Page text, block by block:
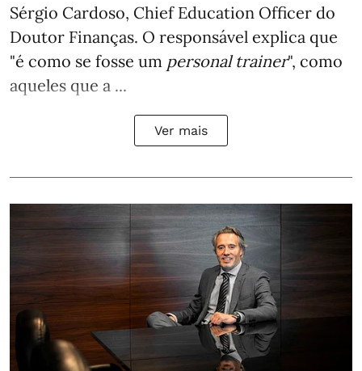
Sérgio Cardoso, Chief Education Officer do
Doutor Finanças. O responsável explica que
"é como se fosse um personal trainer", como
aqueles que a ...
Ver mais